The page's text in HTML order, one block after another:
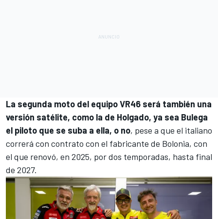
La segunda moto del equipo VR46 será también una
versión satélite, como la de Holgado, ya sea Bulega
el piloto que se suba a ella, o no, pese a que el italiano
correrá con contrato con el fabricante de Bolonia, con
el que renovó, en 2025, por dos temporadas, hasta final
de 2027.